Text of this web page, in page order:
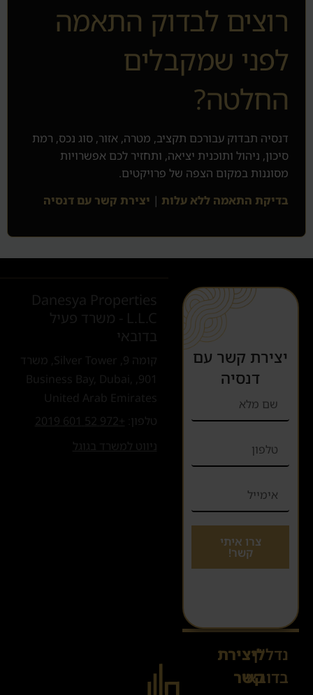
רוצים לבדוק התאמה
לפני שמקבלים
החלטה?
דנסיה תבדוק עבורכם תקציב, מטרה, אזור, סוג נכס, רמת
סיכון, ניהול ותוכנית יציאה, ותחזיר לכם אפשרויות
מסוננות במקום הצפה של פרויקטים.
בדיקת התאמה ללא עלות | יצירת קשר עם דנסיה
יצירת קשר עם
דנסיה
צרו איתי
קשר!
נדל"ן
בדובאי
ליצירת
קשר
Sales@danesya.co.il
Danesya Properties
L.L.C - משרד פעיל
בדובאי
קומה 9, Silver Tower, משרד
901, Business Bay, Dubai,
United Arab Emirates
טלפון:
+972 52 601 2019
ניווט למשרד בגוגל